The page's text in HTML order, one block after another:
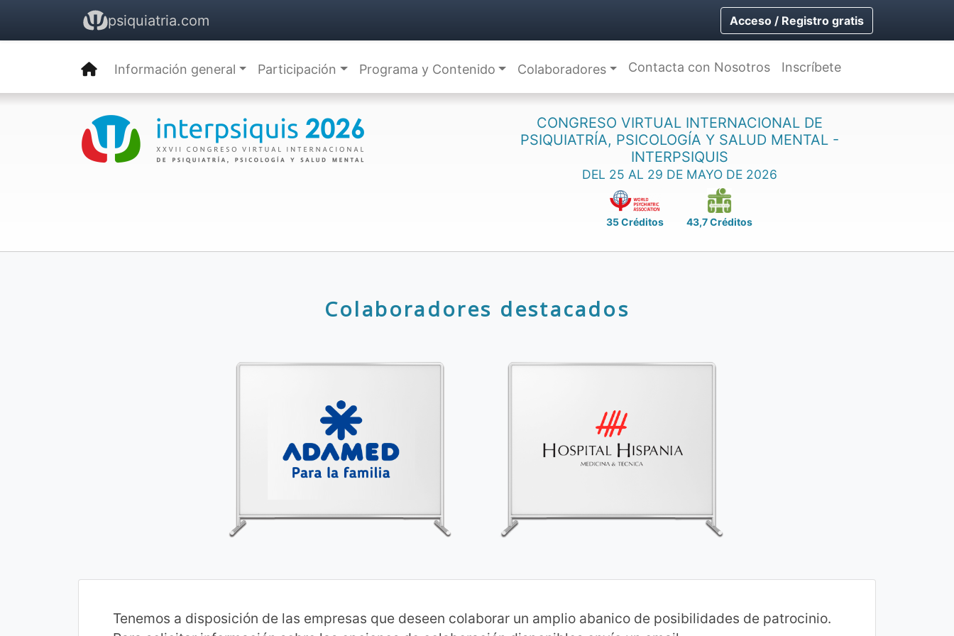
psiquiatria.com Acceso / Registro gratis
Información general Participación Programa y Contenido Colaboradores Contacta con Nosotros Inscríbete
CONGRESO VIRTUAL INTERNACIONAL DE
PSIQUIATRÍA, PSICOLOGÍA Y SALUD MENTAL -
INTERPSIQUIS
DEL 25 AL 29 DE MAYO DE 2026
35 Créditos 43,7 Créditos
Colaboradores destacados
Tenemos a disposición de las empresas que deseen colaborar un amplio abanico de posibilidades de patrocinio.